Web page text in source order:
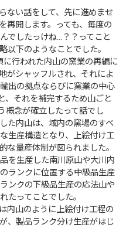
ない話をして、先に進めませ
再開します。っても、毎度の
でしたっけね…？？ってこと
以下のようなことでした。
行われた内山の窯業の再編に
がシャッフルされ、それによ
出の拠点ならびに窯業の中心
、それを補完するため山ごと
概念が確立したって話でし
た内山は、域内の窯場のすべ
生産構造となり、上絵付け工
な量産体制が図られました。
を生産した南川原山や大川内
ランクに位置する中級品生産
ンクの下級品生産の応法山や
たってことでした。
内山のように上絵付け工程の
、製品ランク分け生産がはじ